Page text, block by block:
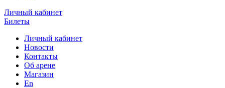
Личный кабинет
Билеты
Личный кабинет
Новости
Контакты
Об арене
Магазин
En